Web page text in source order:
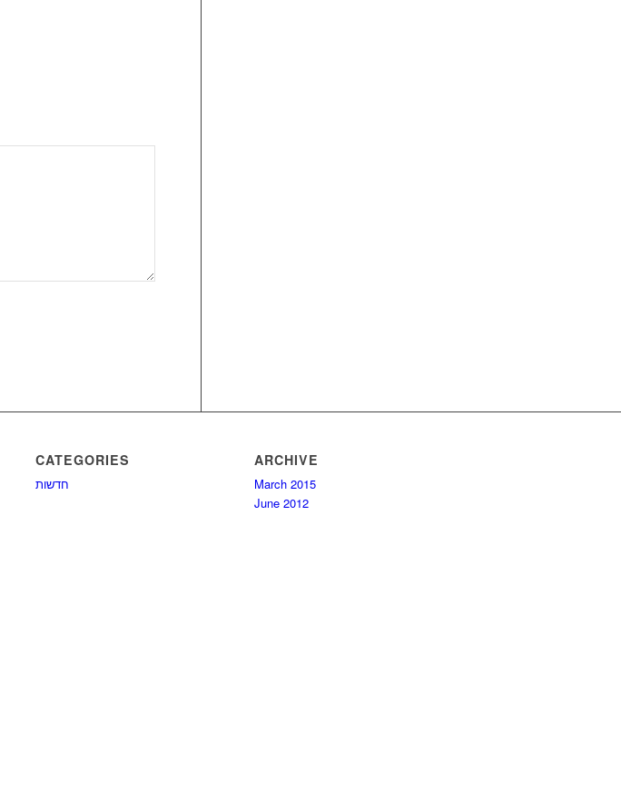
CATEGORIES
חדשות
ARCHIVE
March 2015
June 2012